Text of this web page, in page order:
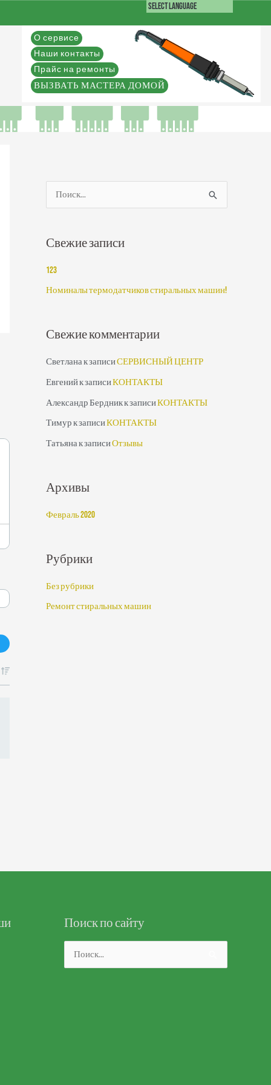
О сервисе
Наши контакты
Прайс на ремонты
ВЫЗВАТЬ МАСТЕРА ДОМОЙ
к
:
Свежие записи
123
Номиналы термодатчиков стиральных машин!
Свежие комментарии
Светланак записиСЕРВИСНЫЙ ЦЕНТР
Евгенийк записиКОНТАКТЫ
Александр Бердникк записиКОНТАКТЫ
Тимурк записиКОНТАКТЫ
Татьянак записиОтзывы
Архивы
Февраль 2020
Рубрики
Без рубрики
Ремонт стиральных машин
Поиск по сайту
Поиск: